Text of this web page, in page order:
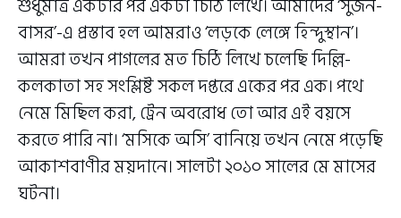
শুধুমাত্র একটার পর একটা চিঠি লিখে। আমাদের ‘সুজন-
বাসর’-এ প্রস্তাব হল আমরাও ‘লড়কে লেঙ্গে হিন্দুস্থান’।
আমরা তখন পাগলের মত চিঠি লিখে চলেছি দিল্লি-
কলকাতা সহ সংশ্লিষ্ট সকল দপ্তরে একের পর এক। পথে
নেমে মিছিল করা, ট্রেন অবরোধ তো আর এই বয়সে
করতে পারি না। ‘মসিকে অসি’ বানিয়ে তখন নেমে পড়েছি
আকাশবাণীর ময়দানে। সালটা ২০১০ সালের মে মাসের
ঘটনা।